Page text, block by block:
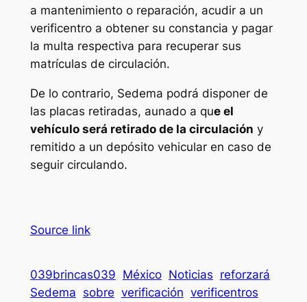
a mantenimiento o reparación, acudir a un
verificentro a obtener su constancia y pagar
la multa respectiva para recuperar sus
matrículas de circulación.
De lo contrario, Sedema podrá disponer de
las placas retiradas, aunado a que el
vehículo será retirado de la circulación y
remitido a un depósito vehicular en caso de
seguir circulando.
Source link
039brincas039 México Noticias reforzará
Sedema sobre verificación verificentros